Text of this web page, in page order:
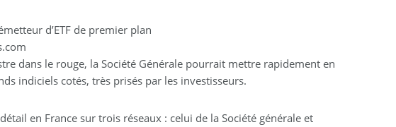
d’ETF de premier plan
dans le rouge, la Société Générale pourrait mettre rapidement en
indiciels cotés, très prisés par les investisseurs.
en France sur trois réseaux : celui de la Société générale et